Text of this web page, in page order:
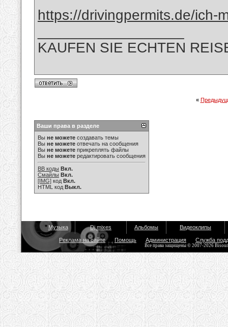
https://drivingpermits.de/ich-
KAUFEN SIE ECHTEN
«
Ваши права в разделе
Вы не можете создавать темы
Вы не можете отвечать на сообщения
Вы не можете прикреплять файлы
Вы не можете редактировать сообщения
BB коды Вкл.
Смайлы Вкл.
[IMG] код Вкл.
HTML код Выкл.
Музыка Dj mixes Альбомы Видеоклипы
Реклама на сайте Помощь Администрация Служба
Все права защищены © 2007-2026